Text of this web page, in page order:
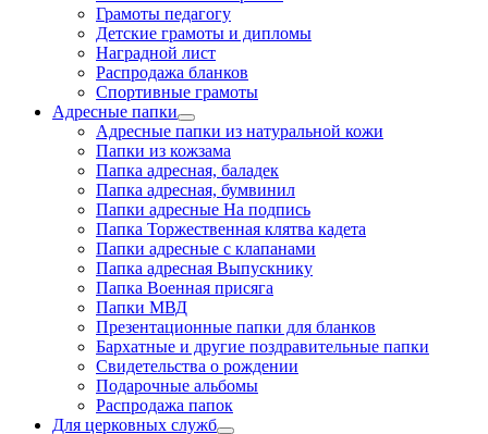
Грамоты педагогу
Детские грамоты и дипломы
Наградной лист
Распродажа бланков
Спортивные грамоты
Адресные папки
Адресные папки из натуральной кожи
Папки из кожзама
Папка адресная, баладек
Папка адресная, бумвинил
Папки адресные На подпись
Папка Торжественная клятва кадета
Папки адресные с клапанами
Папка адресная Выпускнику
Папка Военная присяга
Папки МВД
Презентационные папки для бланков
Бархатные и другие поздравительные папки
Свидетельства о рождении
Подарочные альбомы
Распродажа папок
Для церковных служб